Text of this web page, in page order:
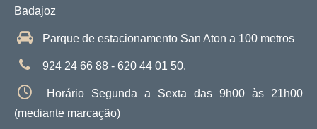
Badajoz
Parque de estacionamento San Aton a 100 metros
924 24 66 88 - 620 44 01 50.
Horário Segunda a Sexta das 9h00 às 21h00
(mediante marcação)